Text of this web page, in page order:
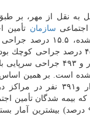
به نقل از مهر، بر طبق
سازمان تأمین
جراحی متوسط و ۴۵.۹ درصد
در همین مدت ۷۸ هزار و ۴۹۳
شده است. بر همین
سال جاری، ۲۲۸ هزار و۳۹۱
۵۸۴ نفر (معادل ۹۱.۳ درصد)